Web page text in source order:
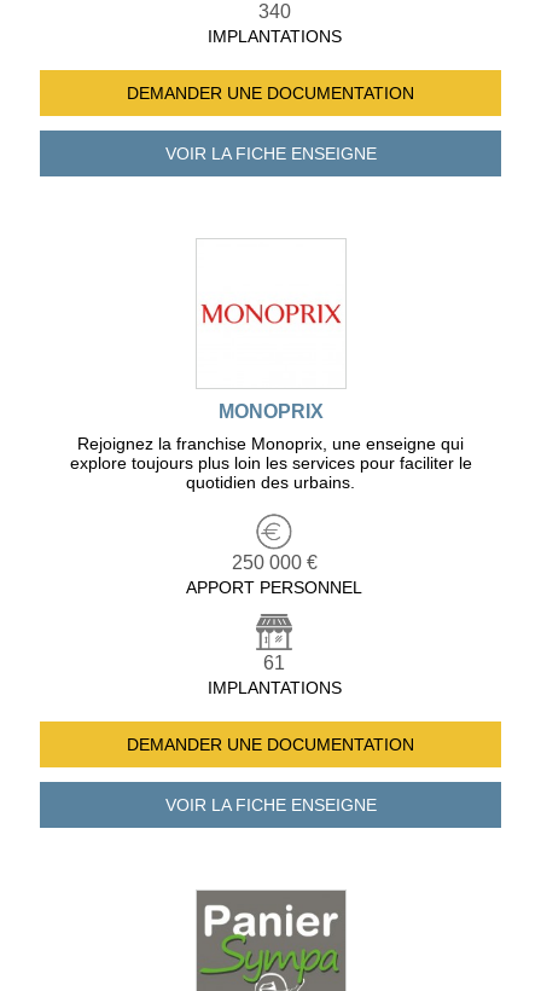
340
IMPLANTATIONS
DEMANDER UNE DOCUMENTATION
VOIR LA FICHEENSEIGNE
MONOPRIX
Rejoignez la franchise Monoprix, une enseigne qui
explore toujours plus loin les services pour faciliter le
quotidien des urbains.
250 000 €
APPORT PERSONNEL
61
IMPLANTATIONS
DEMANDER UNE DOCUMENTATION
VOIR LA FICHEENSEIGNE